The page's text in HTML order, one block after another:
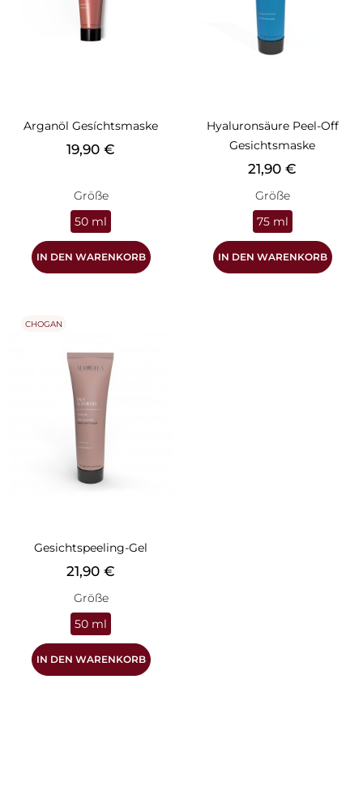
Arganöl Gesíchtsmaske
Preis
19,90 €
Größe
50 ml
IN DEN WARENKORB
Hyaluronsäure Peel-Off
Gesichtsmaske
Preis
21,90 €
Größe
75 ml
IN DEN WARENKORB
Gesichtspeeling-Gel
Preis
21,90 €
Größe
50 ml
IN DEN WARENKORB
CHOGAN